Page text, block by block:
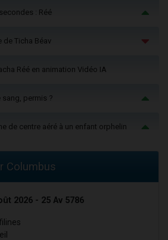
: Réé
de Ticha Béav
Réé en animation Vidéo IA
permis ?
de centre aéré à un enfant orphelin
Columbus
2026 - 25 Av 5786